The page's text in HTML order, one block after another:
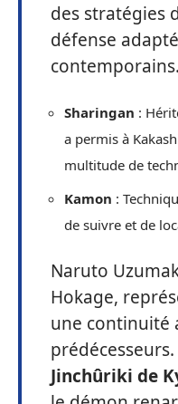
des stratégies
défense
contemporains.
Sharingan :
a permis à
multitude de
Kamon :
de suivre et de
Naruto
Hokage,
une continuité
Jinchûriki de